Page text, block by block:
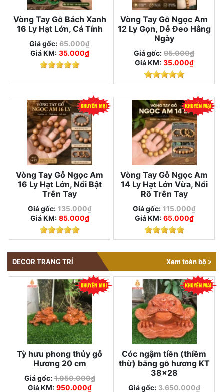
Vòng Tay Gỗ Bách Xanh
16 Ly Hạt Lớn, Cá Tính
Giá gốc: 65.000₫
Giá KM: 35.000₫
Vòng Tay Gỗ Ngọc Am
12 Ly Gọn, Dễ Đeo Hằng
Ngày
Giá gốc: 95.000₫
Giá KM: 35.000₫
Vòng Tay Gỗ Ngọc Am
16 Ly Hạt Lớn, Nổi Bật
Trên Tay
Giá gốc: 135.000₫
Giá KM: 85.000₫
Vòng Tay Gỗ Ngọc Am
14 Ly Hạt Lớn Vừa, Nổi
Rõ Trên Tay
Giá gốc: 115.000₫
Giá KM: 65.000₫
DECOR TRANG TRÍ Xem toàn bộ
Tỳ hưu phong thủy gỗ
Hương 20 cm
Giá gốc: 1.050.000₫
Giá KM: 950.000₫
Cóc ngậm tiền (thiềm
thừ) bằng gỗ hương KT
38x28
Giá gốc: 3.650.000₫